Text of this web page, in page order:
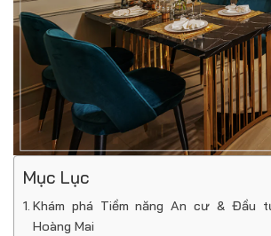
Mục Lục
Khám phá Tiềm năng An cư & Đầu
Hoàng Mai